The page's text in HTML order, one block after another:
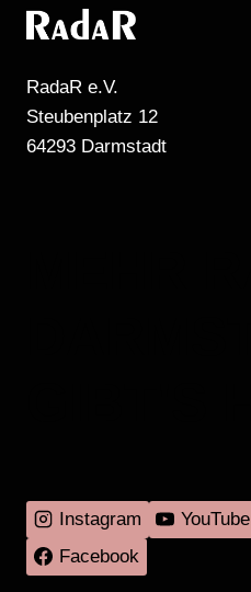
RadaR e.V.
Steubenplatz 12
64293 Darmstadt
Instagram YouTube
Facebook